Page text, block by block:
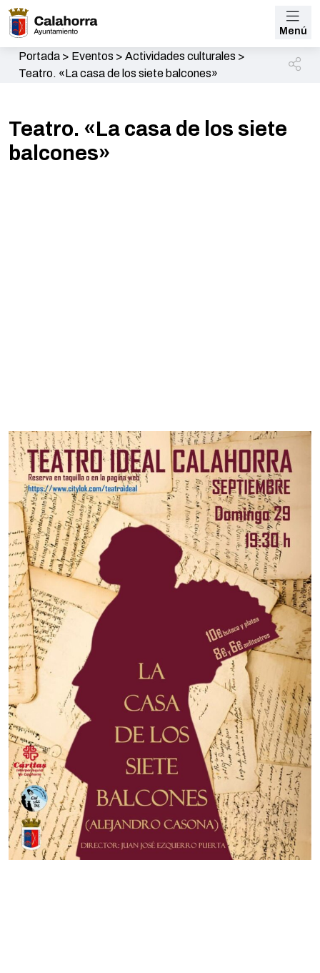
Menú
Portada> Eventos > Actividades culturales >
Teatro. «La casa de los siete balcones»
Teatro. «La casa de los siete
balcones»